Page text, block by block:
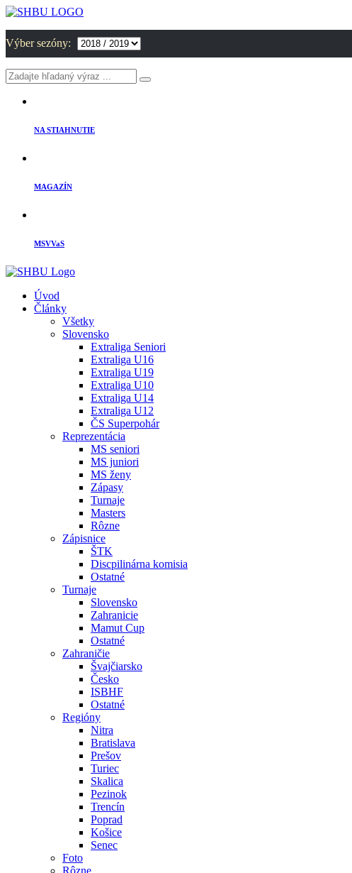
Výber sezóny:
NA STIAHNUTIE
MAGAZÍN
MSVVaS
Úvod
Články
Všetky
Slovensko
Extraliga Seniori
Extraliga U16
Extraliga U19
Extraliga U10
Extraliga U14
Extraliga U12
ČS Superpohár
Reprezentácia
MS seniori
MS juniori
MS ženy
Zápasy
Turnaje
Masters
Rôzne
Zápisnice
ŠTK
Discpilinárna komisia
Ostatné
Turnaje
Slovensko
Zahranicie
Mamut Cup
Ostatné
Zahraničie
Švajčiarsko
Česko
ISBHF
Ostatné
Regióny
Nitra
Bratislava
Prešov
Turiec
Skalica
Pezinok
Trencín
Poprad
Košice
Senec
Foto
Rôzne